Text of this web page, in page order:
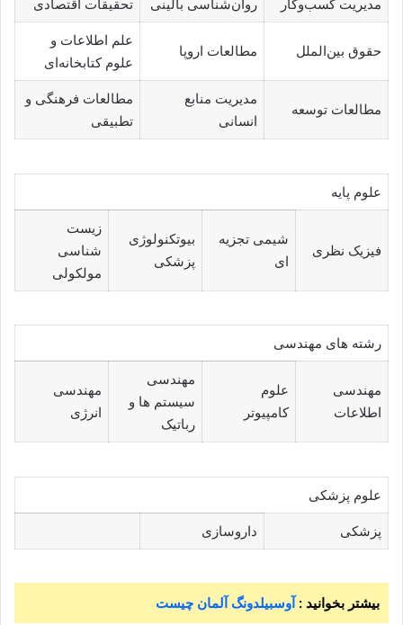
مدیریت کسب‌وکار روان‌شناسی بالینی تحقیقات اقتصادی
حقوق بین‌الملل مطالعات اروپا
علم اطلاعات و
علوم کتابخانه‌ای
مطالعات توسعه
مدیریت منابع
انسانی
مطالعات فرهنگی و
تطبیقی
علوم پایه
فیزیک نظری
شیمی تجزیه
ای
بیوتکنولوژی
پزشکی
زیست
شناسی
مولکولی
رشته های مهندسی
مهندسی
اطلاعات
علوم
کامپیوتر
مهندسی
سیستم ها و
رباتیک
مهندسی
انرژی
علوم پزشکی
پزشکی داروسازی
بیشتر بخوانید : آوسبیلدونگ آلمان چیست